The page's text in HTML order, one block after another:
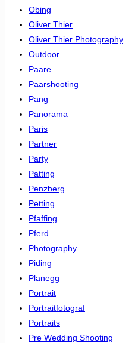
Obing
Oliver Thier
Oliver Thier Photography
Outdoor
Paare
Paarshooting
Pang
Panorama
Paris
Partner
Party
Patting
Penzberg
Petting
Pfaffing
Pferd
Photography
Piding
Planegg
Portrait
Portraitfotograf
Portraits
Pre Wedding Shooting